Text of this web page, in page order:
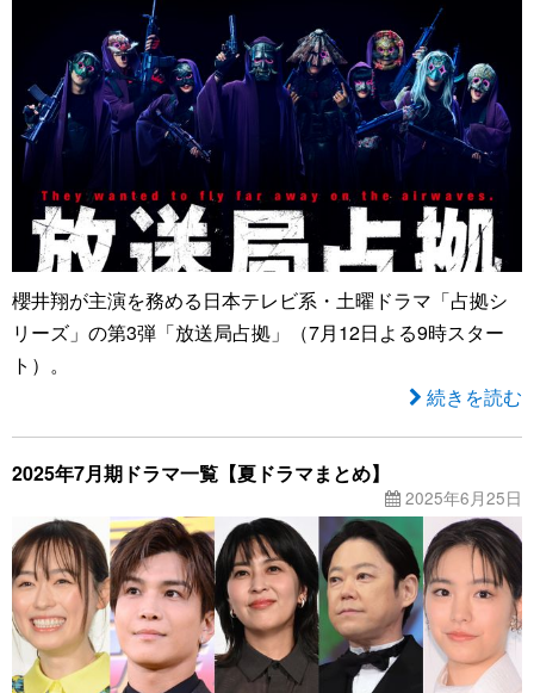
櫻井翔が主演を務める日本テレビ系・土曜ドラマ「占拠シ
リーズ」の第3弾「放送局占拠」（7月12日よる9時スター
ト）。
続きを読む
2025年7月期ドラマ一覧【夏ドラマまとめ】
2025年6月25日